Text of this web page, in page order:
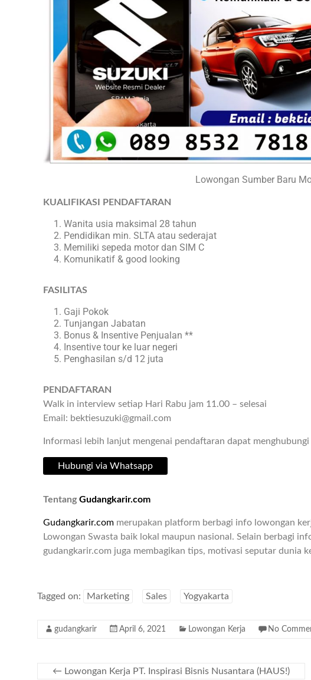
Lowongan Sumber Baru
KUALIFIKASI PENDAFTARAN
Wanita usia maksimal 28 tahun
Pendidikan min. SLTA atau sederajat
Memiliki sepeda motor dan SIM C
Komunikatif & good looking
FASILITAS
Gaji Pokok
Tunjangan Jabatan
Bonus & Insentive Penjualan **
Insentive tour ke luar negeri
Penghasilan s/d 12 juta
PENDAFTARAN
Walk in interview setiap Hari Rabu jam 11.00 – selesai
Email: bektiesuzuki@gmail.com
Informasi lebih lanjut mengenai pendaftaran dapat
Hubungi via Whatsapp
Tentang Gudangkarir.com
Gudangkarir.com merupakan platform berbagi info lowongan
Lowongan Swasta baik lokal maupun nasional. Selain berbagi
gudangkarir.com juga membagikan tips, motivasi seputar dunia
Tagged on: Marketing Sales Yogyakarta
gudangkarir April 6, 2021 Lowongan Kerja No
← Lowongan Kerja PT. Inspirasi Bisnis Nusantara (HAUS!)